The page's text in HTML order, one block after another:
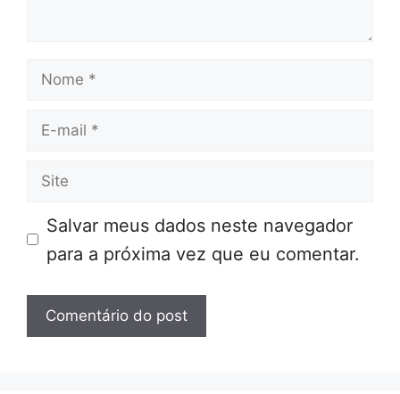
Nome
E-
Site
Salvar meus dados neste navegador
para a próxima vez que eu comentar.